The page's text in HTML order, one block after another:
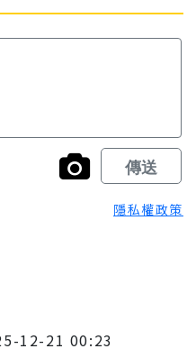
隱私權政策
12-21 00:23